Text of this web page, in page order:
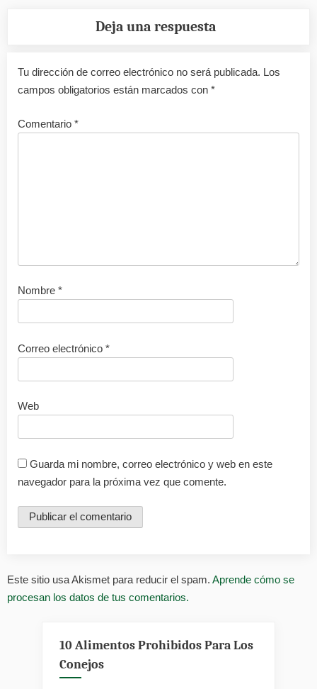
Deja una respuesta
Tu dirección de correo electrónico no será publicada. Los
campos obligatorios están marcados con *
Comentario *
Nombre *
Correo electrónico *
Web
Guarda mi nombre, correo electrónico y web en este
navegador para la próxima vez que comente.
Este sitio usa Akismet para reducir el spam. Aprende cómo se
procesan los datos de tus comentarios.
10 Alimentos Prohibidos Para Los
Conejos